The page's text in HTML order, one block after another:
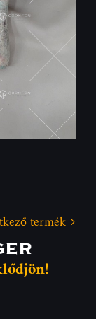
termék